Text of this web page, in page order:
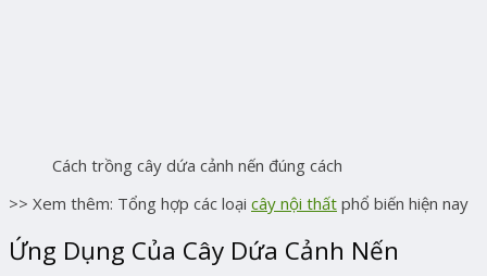
Cách trồng cây dứa cảnh nến đúng cách
>> Xem thêm: Tổng hợp các loại cây nội thất phổ biến hiện nay
Ứng Dụng Của Cây Dứa Cảnh Nến